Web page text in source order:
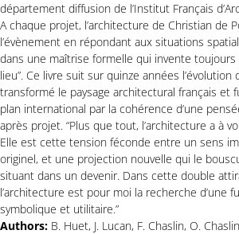
département diffusion de l’Institut Français
A chaque projet, l’architecture de Christian de
l’évènement en répondant aux situations
dans une maîtrise formelle qui invente toujours
lieu”. Ce livre suit sur quinze années l’évolution
transformé le paysage architectural français et
plan international par la cohérence d’une
après projet. “Plus que tout, l’architecture a à
Elle est cette tension féconde entre un sens
originel, et une projection nouvelle qui le
situant dans un devenir. Dans cette double
l’architecture est pour moi la recherche d’une
symbolique et utilitaire.”
Authors: B. Huet, J. Lucan, F. Chaslin, O.